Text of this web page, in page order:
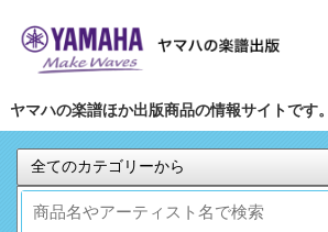
ヤマハの楽譜ほか出版商品の情報サイトです。